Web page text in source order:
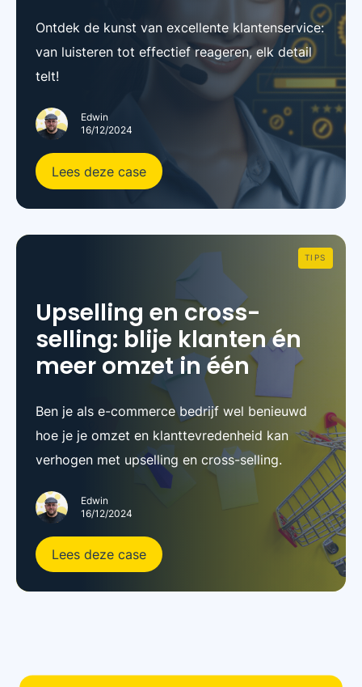
Ontdek de kunst van excellente klantenservice:
van luisteren tot effectief reageren, elk detail
telt!
Edwin
16/12/2024
Lees deze case
TIPS
Upselling en cross-
selling: blije klanten én
meer omzet in één
Ben je als e-commerce bedrijf wel benieuwd
hoe je je omzet en klanttevredenheid kan
verhogen met upselling en cross-selling.
Edwin
16/12/2024
Lees deze case